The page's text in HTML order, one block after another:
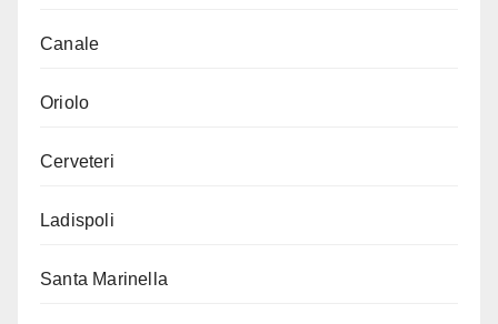
Canale
Oriolo
Cerveteri
Ladispoli
Santa Marinella